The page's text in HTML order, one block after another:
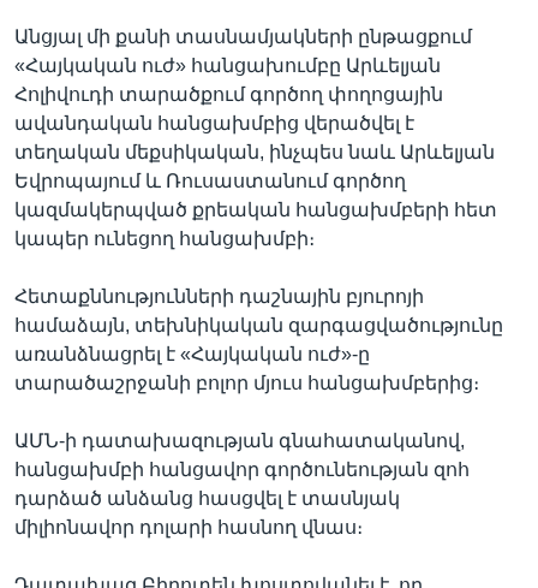
Անցյալ մի քանի տասնամյակների ընթացքում
«Հայկական ուժ» հանցախումբը Արևելյան
Հոլիվուդի տարածքում գործող փողոցային
ավանդական հանցախմբից վերածվել է
տեղական մեքսիկական, ինչպես նաև Արևելյան
Եվրոպայում և Ռուսաստանում գործող
կազմակերպված քրեական հանցախմբերի հետ
կապեր ունեցող հանցախմբի։
Հետաքննությունների դաշնային բյուրոյի
համաձայն, տեխնիկական զարգացվածությունը
առանձնացրել է «Հայկական ուժ»-ը
տարածաշրջանի բոլոր մյուս հանցախմբերից։
ԱՄՆ-ի դատախազության գնահատականով,
հանցախմբի հանցավոր գործունեության զոհ
դարձած անձանց հասցվել է տասնյակ
միլիոնավոր դոլարի հասնող վնաս։